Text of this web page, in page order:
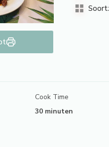
Soort:
Cook Time
30 minuten